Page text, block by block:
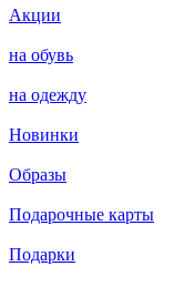
Акции
на обувь
на одежду
Новинки
Образы
Подарочные карты
Подарки